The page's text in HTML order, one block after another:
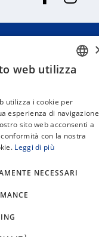
I NOSTRI NEGOZI
SPANISH
ENGLISH
ITALIAN
web utilizza
utilizza i cookie per
esperienza di
sito web acconsenti a
con la nostra
Leggi di più
NECESSARI